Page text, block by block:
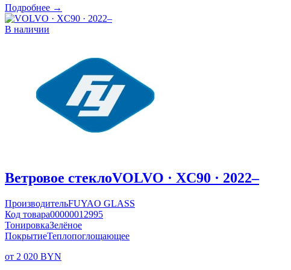
Подробнее →
В наличии
Ветровое стеклоVOLVO · XC90 · 2022–
ПроизводительFUYAO GLASS
Код товара00000012995
ТонировкаЗелёное
ПокрытиеТеплопоглощающее
от 2 020 BYN